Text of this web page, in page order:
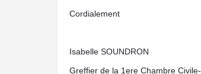
Cordialement
Isabelle SOUNDRON
Greffier de la 1ere Chambre Civile-